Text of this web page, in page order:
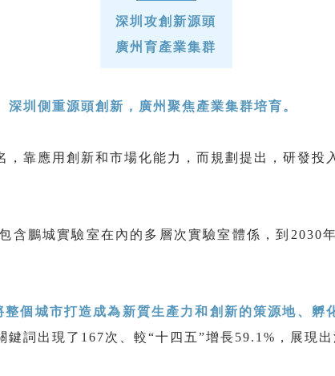
深圳攻創新源頭
廣州育產業集群
深圳側重源頭創新，廣州聚焦產業集群培育。
靠應用創新和市場化能力，而規劃提出，研發
包含鵬城實驗室在內的多層次實驗室體係，到
整個城市打造成為新質生產力和創新的策源地、
詞出現了167次、較“十四五”增長59.1%，展現出